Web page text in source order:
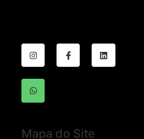
Mapa do Site